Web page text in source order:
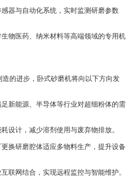
感器与自动化系统，实时监测研磨参数
生物医药、纳米材料等高端领域的专用机
的进步，卧式砂磨机将向以下方向发
足新能源、半导体等行业对超细粉体的需
耗设计，减少溶剂使用与废弃物排放。
更换研磨腔体适应多物料生产，提升设备
互联网结合，实现远程监控与智能维护。